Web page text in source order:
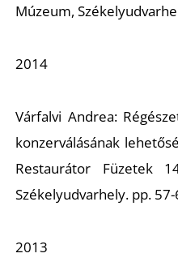
Múzeum,
2014
Várfalvi Andrea:
konzerválásának
Restaurátor Füzetek
Székelyudvarhely. pp.
2013